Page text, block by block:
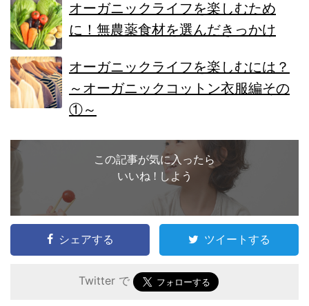
オーガニックライフを楽しむため
に！無農薬食材を選んだきっかけ
オーガニックライフを楽しむには？
～オーガニックコットン衣服編その
①～
この記事が気に入ったら
いいね ! しよう
シェアする ツイートする
Twitter で